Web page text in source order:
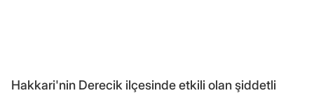
Hakkari'nin Derecik ilçesinde etkili olan şiddetli